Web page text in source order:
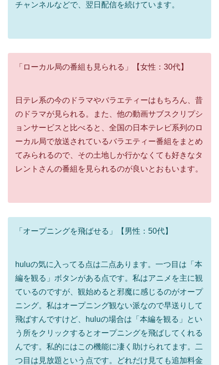
チャンネルなどで、翌日配信を続けています。
「ローカル局の番組も見られる」【女性：30代】
日テレ系の今のドラマやバラエティーはもちろん、昔
のドラマが見られる。また、他の動画サブスクリプシ
ョンサービスと比べると、全国の日本テレビ系列のロ
ーカル局で放送されているバラエティー番組をまとめ
てみられるので、その土地しか行かなくても好きなタ
レントさんの番組を見られるのが良いとおもいます。
「オープニングを飛ばせる」【男性：50代】
huluの気に入ってる点は二点あります。一つ目は「本
編を観る」ボタンがある点です。私はアニメを主に観
ているのですが、観始めると邪魔に感じるのがオープ
ニング。私はオープニング観ない派なので早送りして
飛ばすんですけど、huluの場合は「本編を観る」とい
う所をクリックするとオープニングを飛ばしてくれる
んです。私的にはこの機能に凄く助けられてます。二
つ目は見放題という点です。どれだけ見ても追加料金